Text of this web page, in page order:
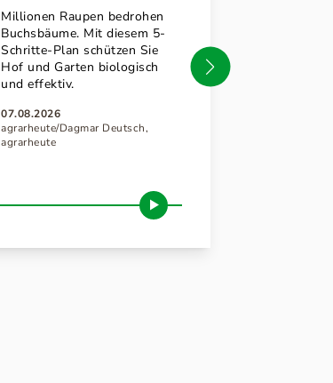
Millionen Raupen bedrohen
Buchsbäume. Mit diesem 5-
Schritte-Plan schützen Sie
Hof und Garten biologisch
und effektiv.
07.08.2026
agrarheute/Dagmar Deutsch,
agrarheute
technikboerse.c
om